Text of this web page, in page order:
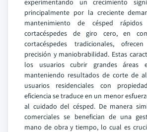
experimentando un crecimiento
principalmente por la creciente
mantenimiento de césped
cortacéspedes de giro cero, en
cortacéspedes tradicionales,
precisión y maniobrabilidad. Estas
los usuarios cubrir grandes áreas
manteniendo resultados de corte de
usuarios residenciales con
eficiencia se traduce en un menor
al cuidado del césped. De manera
comerciales se benefician de una
mano de obra y tiempo, lo cual es